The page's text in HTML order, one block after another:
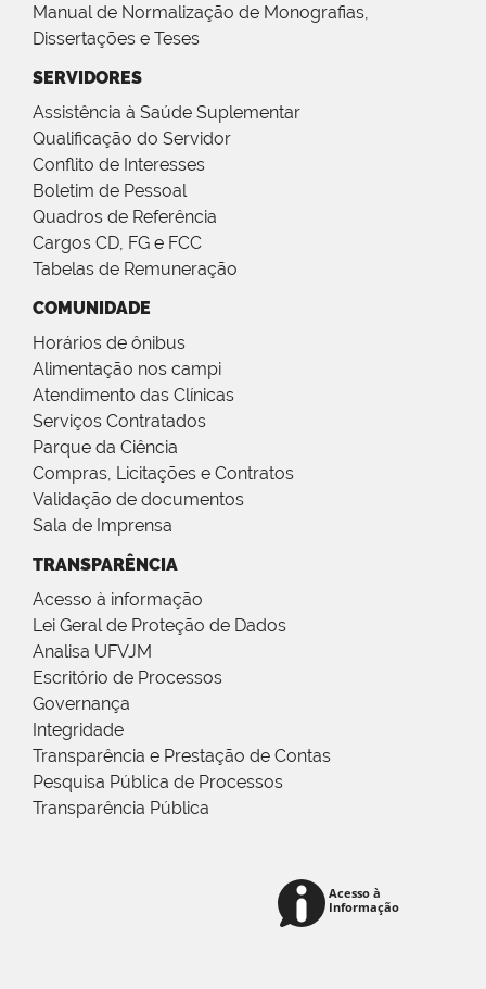
Manual de Normalização de Monografias,
Dissertações e Teses
SERVIDORES
Assistência à Saúde Suplementar
Qualificação do Servidor
Conflito de Interesses
Boletim de Pessoal
Quadros de Referência
Cargos CD, FG e FCC
Tabelas de Remuneração
COMUNIDADE
Horários de ônibus
Alimentação nos campi
Atendimento das Clínicas
Serviços Contratados
Parque da Ciência
Compras, Licitações e Contratos
Validação de documentos
Sala de Imprensa
TRANSPARÊNCIA
Acesso à informação
Lei Geral de Proteção de Dados
Analisa UFVJM
Escritório de Processos
Governança
Integridade
Transparência e Prestação de Contas
Pesquisa Pública de Processos
Transparência Pública